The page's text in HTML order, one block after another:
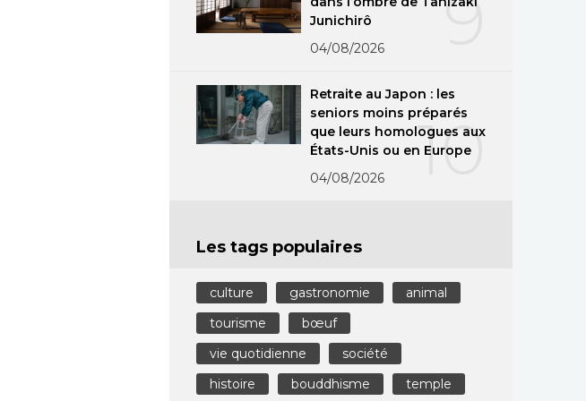
9
Junichirô
04/08/2026
10
Retraite au Japon : les
seniors moins préparés
que leurs homologues aux
États-Unis ou en Europe
04/08/2026
Les tags populaires
culture gastronomie
animal
tourisme
bœuf
vie quotidienne
société
histoire
bouddhisme temple